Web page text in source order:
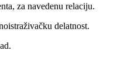
za navedenu relaciju.
delatnost.